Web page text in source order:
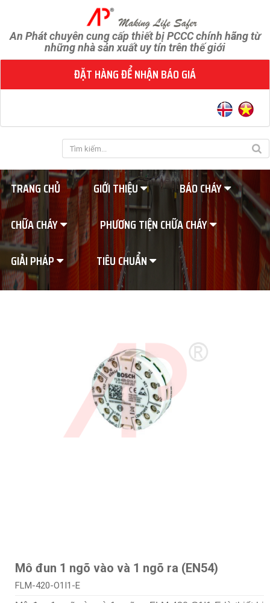
An Phát chuyên cung cấp thiết bị PCCC chính hãng từ
những nhà sản xuất uy tín trên thế giới
ĐẶT HÀNG ĐỂ NHẬN BÁO GIÁ
TRANG CHỦ GIỚI THIỆU
BÁO CHÁY
CHỮA CHÁY
PHƯƠNG TIỆN CHỮA CHÁY
GIẢI PHÁP
TIÊU CHUẨN
Mô đun 1 ngõ vào và 1 ngõ ra (EN54)
FLM-420-O1I1-E